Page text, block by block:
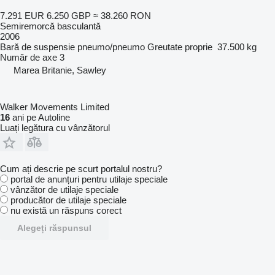
7.291 EUR 6.250 GBP ≈ 38.260 RON
Semiremorcă basculantă
2006
Bară de suspensie pneumo/pneumo Greutate proprie 37.500 kg
Număr de axe 3
Marea Britanie, Sawley
Walker Movements Limited
16 ani pe Autoline
Luați legătura cu vânzătorul
Cum ați descrie pe scurt portalul nostru?
portal de anunțuri pentru utilaje speciale
vânzător de utilaje speciale
producător de utilaje speciale
nu există un răspuns corect
Alegeți răspunsul